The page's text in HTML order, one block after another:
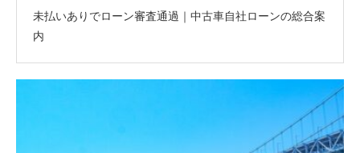
未払いありでローン審査通過｜中古車自社ローンの総合案
内